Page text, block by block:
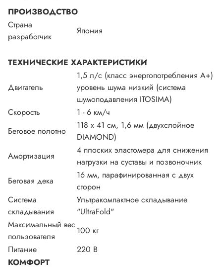
ПРОИЗВОДСТВО
Страна
разработчик
Япония
ТЕХНИЧЕСКИЕ ХАРАКТЕРИСТИКИ
Двигатель
1,5 л/с (класс энергопотребления А+)
уровень шума низкий (система
шумоподавления ITOSIMA)
Скорость
1 - 6 км/ч
Беговое полотно
118 х 41 см, 1,6 мм (двухслойное
DIAMOND)
Амортизация
4 плоских эластомера для снижения
нагрузки на суставы и позвоночник
Беговая дека
16 мм, парафинированная с двух
сторон
Система
складывания
Ультракомпактное складывание
"UltraFold"
Максимальный вес
пользователя
100 кг
Питание
220 В
КОМФОРТ